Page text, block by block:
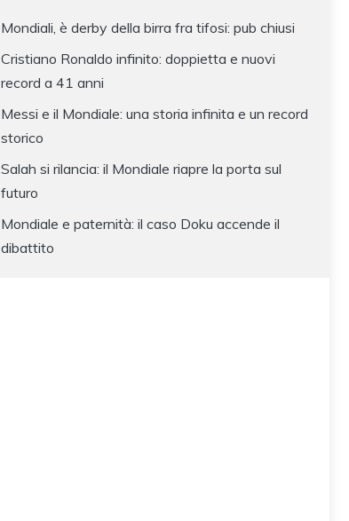
Mondiali, è derby della birra fra tifosi: pub chiusi
Cristiano Ronaldo infinito: doppietta e nuovi
record a 41 anni
Messi e il Mondiale: una storia infinita e un record
storico
Salah si rilancia: il Mondiale riapre la porta sul
futuro
Mondiale e paternità: il caso Doku accende il
dibattito